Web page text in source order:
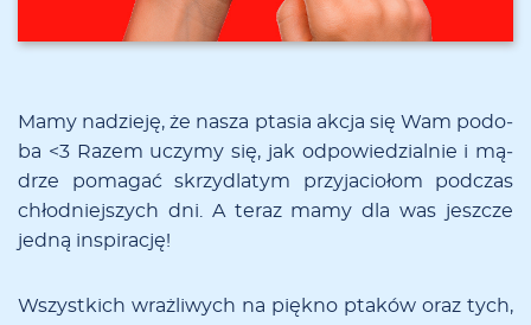
Ma­my na­dzie­ję, że na­sza pta­sia ak­cja się Wam po­do­
ba <3 Ra­zem uczy­my się, jak od­po­wie­dzial­nie i mą­
drze po­ma­gać skrzy­dla­tym przy­ja­cio­łom pod­czas
chłod­niej­szych dni. A te­raz ma­my dla was jesz­cze
jed­ną in­spi­ra­cję!
Wszy­st­kich wra­ż­li­­wych na pię­k­no pta­­ków oraz tych,